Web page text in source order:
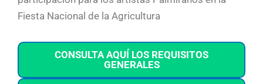
Fiesta Nacional de la Agricultura
CONSULTA AQUÍ LOS REQUISITOS
GENERALES